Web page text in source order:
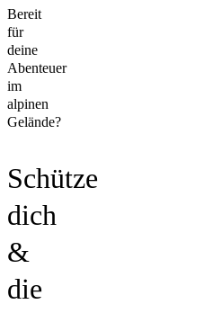
Bereit
für
deine
Abenteuer
im
alpinen
Gelände?
Schütze
dich
&
die